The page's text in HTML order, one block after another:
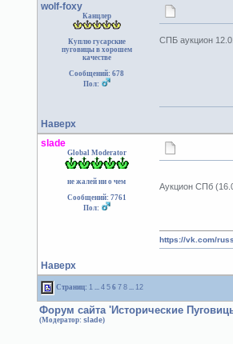
wolf-foxy
Канцлер
Куплю гусарские
пуговицы в хорошем
качестве
Сообщений: 678
Пол:
СПБ аукцион
Наверх
slade
Global Moderator
не жалей ни о чем
Сообщений: 7761
Пол:
Аукцион СПб
Наверх
https://vk.com/
Страниц: 1 ... 4 5 6 7 8 ... 12
Форум сайта 'Исторические
(Модератор: slade)